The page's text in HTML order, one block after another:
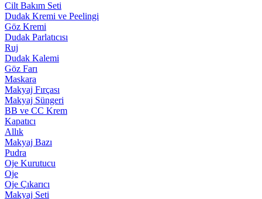
Cilt Bakım Seti
Dudak Kremi ve Peelingi
Göz Kremi
Dudak Parlatıcısı
Ruj
Dudak Kalemi
Göz Farı
Maskara
Makyaj Fırçası
Makyaj Süngeri
BB ve CC Krem
Kapatıcı
Allık
Makyaj Bazı
Pudra
Oje Kurutucu
Oje
Oje Çıkarıcı
Makyaj Seti